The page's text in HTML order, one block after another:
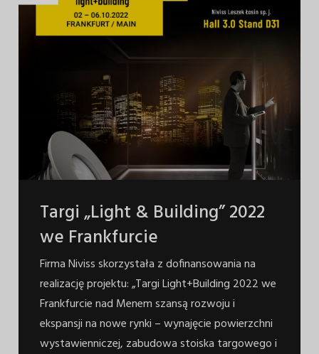
Targi „Light & Building” 2022
we Frankfurcie
Firma Niviss skorzystała z dofinansowania na
realizację projektu: „Targi Light+Building 2022 we
Frankfurcie nad Menem szansą rozwoju i
ekspansji na nowe rynki – wynajęcie powierzchni
wystawienniczej, zabudowa stoiska targowego i